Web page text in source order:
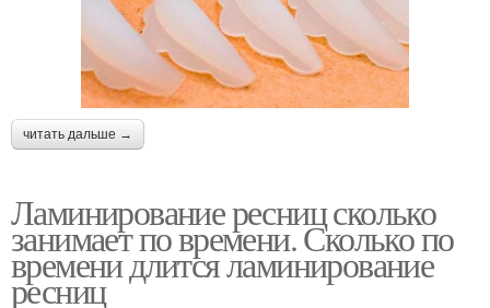
читать дальше →
Ламинирование ресниц сколько
занимает по времени. Сколько по
времени длится ламинирование
ресниц